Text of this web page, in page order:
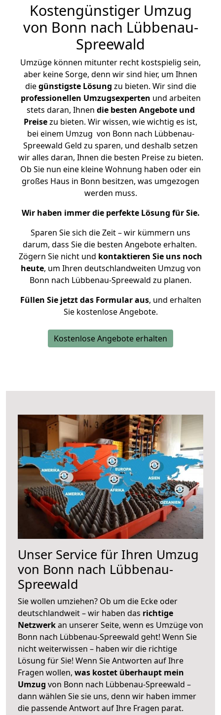
Kostengünstiger Umzug
von Bonn nach Lübbenau-
Spreewald
Umzüge können mitunter recht kostspielig sein,
aber keine Sorge, denn wir sind hier, um Ihnen
diegünstigste Lösung zu bieten. Wir sind die
professionellen Umzugsexperten und arbeiten
stets daran, Ihnen die besten Angebote und
Preisezu bieten. Wir wissen, wie wichtig es ist,
bei einem Umzug von Bonn nach Lübbenau-
Spreewald Geld zu sparen, und deshalb setzen
wir alles daran, Ihnen die besten Preise zu bieten.
Ob Sie nun eine kleine Wohnung haben oder ein
großes Haus in Bonn besitzen, was umgezogen
werden muss.
Wir haben immer die perfekte Lösung für Sie.
Sparen Sie sich die Zeit – wir kümmern uns
darum, dass Sie die besten Angebote erhalten.
Zögern Sie nicht und kontaktieren Sie uns noch
heute, um Ihren deutschlandweiten Umzug von
Bonn nach Lübbenau-Spreewald zu planen.
Füllen Sie jetzt das Formular aus, und erhalten
Sie kostenlose Angebote.
Kostenlose Angebote erhalten
Unser Service für Ihren Umzug
von Bonn nach Lübbenau-
Spreewald
Sie wollen umziehen? Ob um die Ecke oder
deutschlandweit – wir haben das richtige
Netzwerkan unserer Seite, wenn es Umzüge von
Bonn nach Lübbenau-Spreewald geht! Wenn Sie
nicht weiterwissen – haben wir die richtige
Lösung für Sie! Wenn Sie Antworten auf Ihre
Fragen wollen, was kostet überhaupt mein
Umzug von Bonn nach Lübbenau-Spreewald –
dann wählen Sie sie uns, denn wir haben immer
die passende Antwort auf Ihre Fragen parat.